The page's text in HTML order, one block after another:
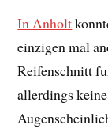
In Anholt
einzigen mal
Reifenschnitt
allerdings